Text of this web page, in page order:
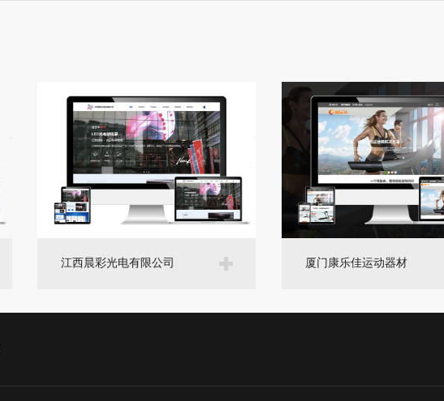
江西晨彩光电有限公司 厦门康乐佳运动器材